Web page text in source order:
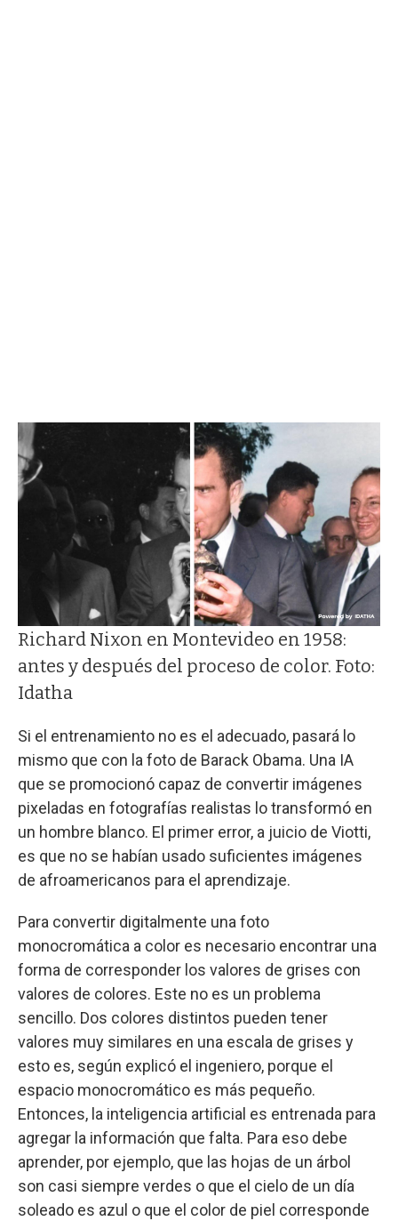
Richard Nixon en Montevideo en 1958:
antes y después del proceso de color. Foto:
Idatha
Si el entrenamiento no es el adecuado, pasará lo
mismo que con la foto de Barack Obama. Una IA
que se promocionó capaz de convertir imágenes
pixeladas en fotografías realistas lo transformó en
un hombre blanco. El primer error, a juicio de Viotti,
es que no se habían usado suficientes imágenes
de afroamericanos para el aprendizaje.
Para convertir digitalmente una foto
monocromática a color es necesario encontrar una
forma de corresponder los valores de grises con
valores de colores. Este no es un problema
sencillo. Dos colores distintos pueden tener
valores muy similares en una escala de grises y
esto es, según explicó el ingeniero, porque el
espacio monocromático es más pequeño.
Entonces, la inteligencia artificial es entrenada para
agregar la información que falta. Para eso debe
aprender, por ejemplo, que las hojas de un árbol
son casi siempre verdes o que el cielo de un día
soleado es azul o que el color de piel corresponde